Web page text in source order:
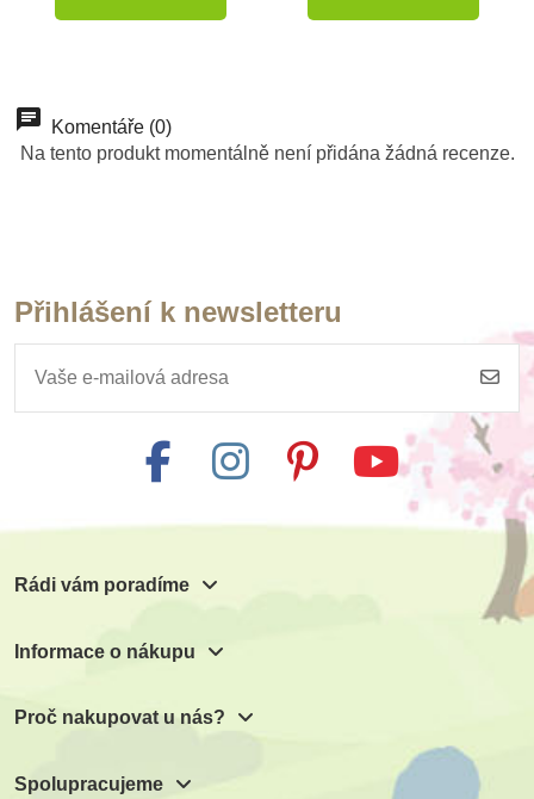
Novinka
Do školy
Skladem
Safari Ltd. Figurka -
599 Kč
Komentáře (0)
Na tento produkt momentálně není přidána žádná recenze.
Přihlášení k newsletteru
Rádi vám poradíme
Informace o nákupu
Proč nakupovat u nás?
Spolupracujeme